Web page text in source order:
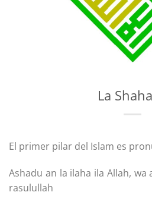
La
El primer pilar del Islam es
Ashadu an la ilaha ila Allah,
rasulullah